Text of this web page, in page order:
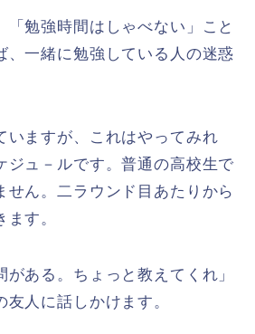
「勉強時間はしゃべない」こと
、一緒に勉強している人の迷惑
いますが、これはやってみれ
ジュ－ルです。普通の高校生で
せん。二ラウンド目あたりから
す。
ある。ちょっと教えてくれ」
人に話しかけます。